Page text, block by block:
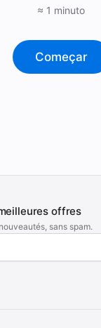
≈ 1 minuto
Começar
offres
sans spam.